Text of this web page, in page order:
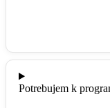
Potrebujem k